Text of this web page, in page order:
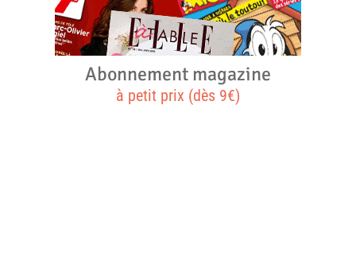
Abonnement magazine
à petit prix (dès 9€)